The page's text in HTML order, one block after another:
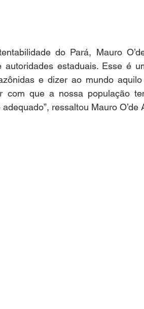
do Pará, Mauro
estaduais. Esse é
e dizer ao mundo
com que a nossa população
ressaltou Mauro O’de